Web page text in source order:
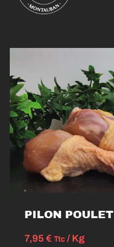
PILON POULET
7,95 € Ttc / Kg